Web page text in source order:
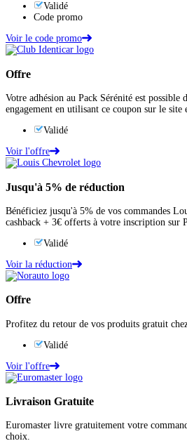
Validé
Code promo
Voir le code promo
Offre
Votre adhésion au Pack Sérénité est possible
engagement en utilisant ce coupon sur le
Validé
Voir l'offre
Jusqu'à 5% de réduction
Bénéficiez jusqu'à 5% de vos commandes
cashback + 3€ offerts à votre inscription sur
Validé
Voir la réduction
Offre
Profitez du retour de vos produits gratuit
Validé
Voir l'offre
Livraison Gratuite
Euromaster livre gratuitement votre
choix.